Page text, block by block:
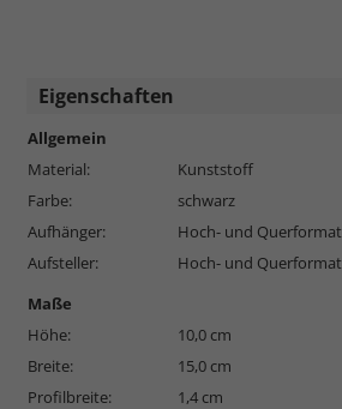
Eigenschaften
Allgemein
Material:
Kunststoff
Farbe:
schwarz
Aufhänger:
Hoch- und Querformat
Aufsteller:
Hoch- und Querformat
Maße
Höhe:
10,0 cm
Breite:
15,0 cm
Profilbreite:
1,4 cm